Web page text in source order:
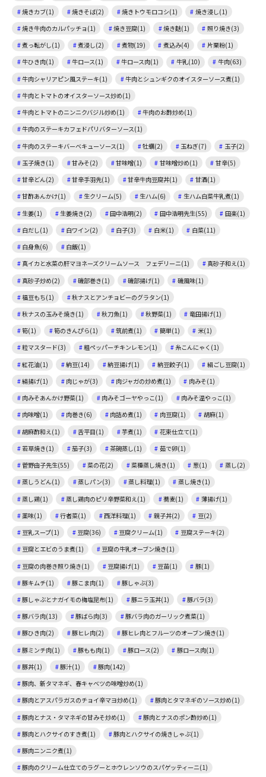
焼きカブ(1) 焼きそば(2) 焼きトウモロコシ(1)
焼き浸し(1)
焼き牛肉のカルパッチョ(1)
焼き豆腐(1) 焼き麩(1)
照り焼き(3)
煮っ転がし(1)
煮浸し(2) 煮物(19) 煮込み(4)
片栗粉(1)
牛ひき肉(1)
牛ロース(1) 牛ロース肉(1) 牛乳(10)
牛肉(63)
牛肉シャリアピン風ステーキ(1)
牛肉とシュンギクのオイスターソース煮(1)
牛肉とトマトのオイスターソース炒め(1)
牛肉とトマトのニンニクバジル炒め(1)
牛肉のお酢炒め(1)
牛肉のステーキカフェドパリバターソース(1)
牛肉のステーキバーベキューソース(1)
牡蠣(2) 玉ねぎ(7)
玉子(2)
玉子焼き(1)
甘みそ(2) 甘味噌(1) 甘味噌炒め(1)
甘辛(5)
甘辛どん(2)
甘辛手羽先(1) 甘辛牛肉豆腐丼(1)
甘酒(1)
甘酢あんかけ(1)
生クリーム(5) 生ハム(6)
生ハム白菜牛乳煮(1)
生姜(1)
生姜焼き(2) 田中浩明(2) 田中浩明先生(55)
田楽(1)
白だし(1)
白ワイン(2) 白子(3) 白米(1)
白菜(11)
白身魚(6)
白飯(1)
真イカと水菜の肝マヨネーズクリームソース フェデリーニ(1)
真砂子和え(1)
真砂子炒め(2)
磯部巻き(1) 磯部揚げ(1)
磯風味(1)
福豆もち(1)
秋ナスとアンチョビーのグラタン(1)
秋ナスの玉みそ焼き(1)
秋刀魚(1) 秋野菜(1)
竜田揚げ(1)
筍(1)
筍のきんぴら(1) 筑前煮(1) 簡単(1)
米(1)
粒マスタード(3)
粗ペッパーチキンレモン(1)
糸こんにゃく(1)
紅花油(1)
納豆(14) 納豆揚げ(1) 納豆餃子(1)
絹ごし豆腐(1)
絹揚げ(1)
肉じゃが(3) 肉ジャガの炒め煮(1)
肉みそ(1)
肉みそあんかけ野菜(1)
肉みそゴーヤやっこ(1)
肉みそ温やっこ(1)
肉味噌(1)
肉巻き(6) 肉詰め煮(1) 肉豆腐(1)
胡麻(1)
胡麻酢和え(1)
舌平目(1) 芋煮(1)
花束仕立て(1)
若草焼き(1)
茄子(3) 茶碗蒸し(1)
茹で卵(1)
菅野由子先生(55)
菜の花(2) 菜種蒸し焼き(1) 葱(1)
蒸し(2)
蒸しうどん(1)
蒸しパン(3) 蒸し料理(1)
蒸し焼き(1)
蒸し鶏(1)
蒸し鶏肉のピリ辛野菜和え(1) 蕎麦(1)
薄揚げ(1)
薬味(1)
行者菜(1) 西洋料理(1) 親子丼(2)
豆(2)
豆乳スープ(1)
豆腐(36) 豆腐クリーム(1)
豆腐ステーキ(2)
豆腐とエビのうま煮(1)
豆腐の牛乳オーブン焼き(1)
豆腐の肉巻き照り焼き(1)
豆腐揚げ(1) 豆苗(1)
豚(1)
豚キムチ(1)
豚こま肉(1)
豚しゃぶ(3)
豚しゃぶとナガイモの梅塩昆布(1)
豚ニラ玉丼(1)
豚バラ(3)
豚バラ肉(13)
豚ばら肉(3)
豚バラ肉のガーリック煮菜(1)
豚ひき肉(2)
豚ヒレ肉(2)
豚ヒレ肉とフルーツのオーブン焼き(1)
豚ミンチ肉(1)
豚もも肉(1) 豚ロース(2)
豚ロース肉(1)
豚丼(1)
豚汁(1)
豚肉(142)
豚肉、新タマネギ、春キャベツの味噌炒め(1)
豚肉とアスパラガスのチョイ辛マヨ炒め(1)
豚肉とタマネギのソース炒め(1)
豚肉とナス・タマネギの甘みそ炒め(1)
豚肉とナスのポン酢炒め(1)
豚肉とハクサイのすき煮(1)
豚肉とハクサイの焼きしゃぶ(1)
豚肉ニンニク煮(1)
豚肉のクリーム仕立てのラグーとホウレンソウのスパゲッティーニ(1)